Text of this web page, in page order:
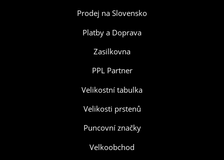
Prodej na Slovensko
Platby a Doprava
Zasilkovna
PPL Partner
Velikostní tabulka
Velikosti prstenů
Puncovní značky
Velkoobchod